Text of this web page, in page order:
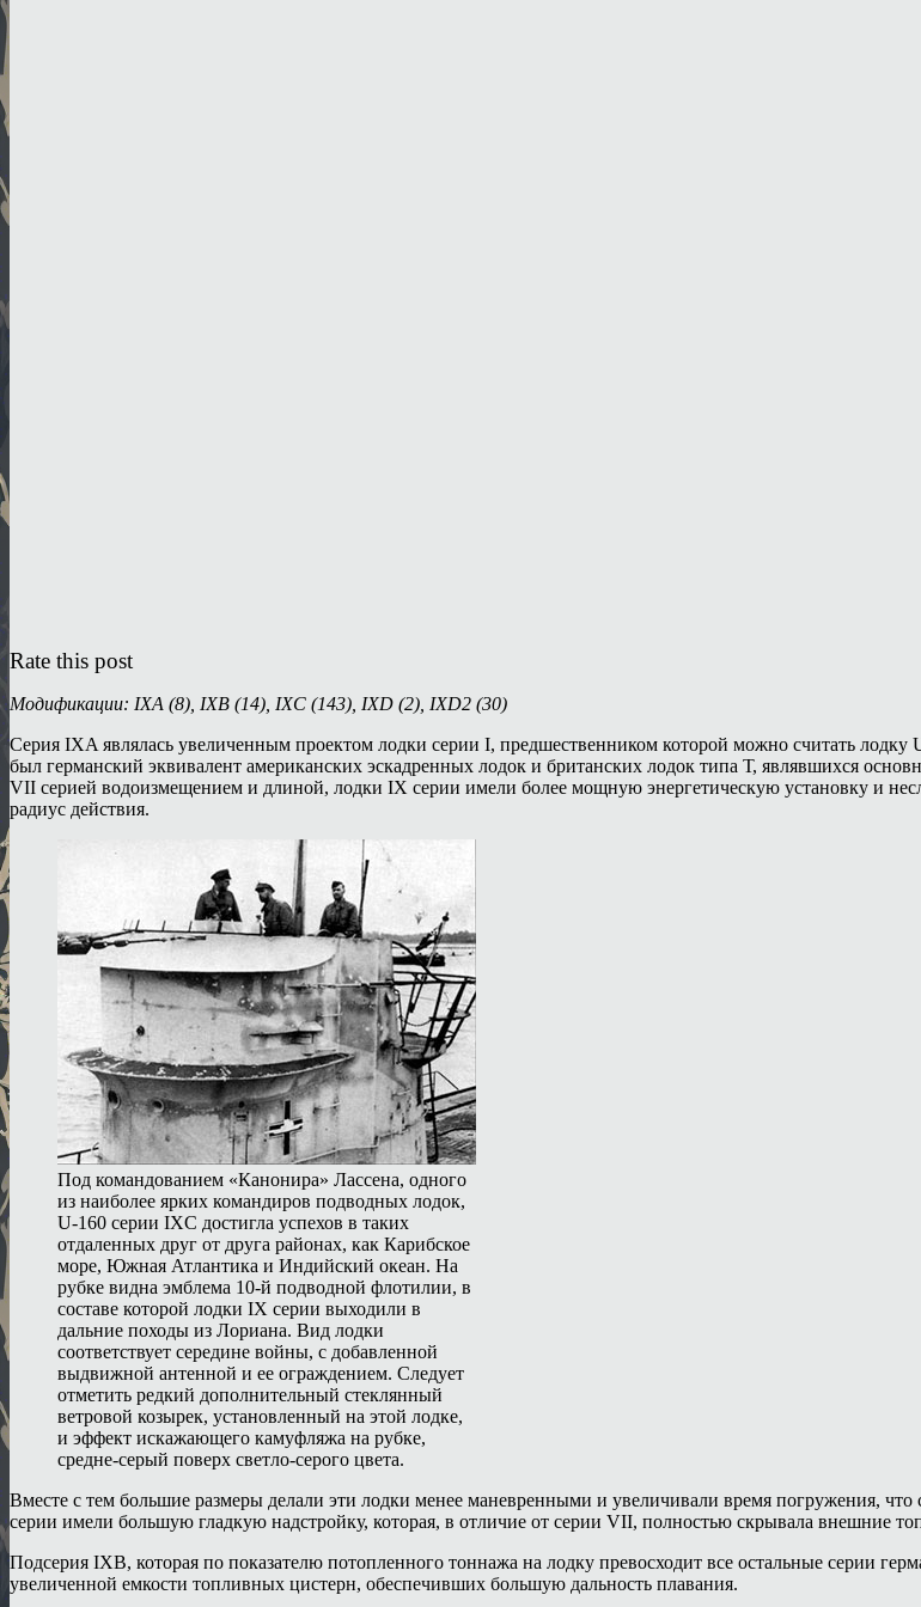
Rate this post
Модификации: IXA (8), IХВ (14), IXC (143), IXD (2), IXD2 (30)
Серия IXA являлась увеличенным проектом лодки серии I, предшественником которой можно считать
был германский эквивалент американских эскадренных лодок и британских лодок типа Т, являвшихся
VII серией водоизмещением и длиной, лодки IX серии имели более мощную энергетическую установку и
радиус действия.
Под командованием «Канонира» Лассена, одного
из наиболее ярких командиров подводных лодок,
U-160 серии IXC достигла успехов в таких
отдаленных друг от друга районах, как Карибское
море, Южная Атлантика и Индийский океан. На
рубке видна эмблема 10-й подводной флотилии, в
составе которой лодки IX серии выходили в
дальние походы из Лориана. Вид лодки
соответствует середине войны, с добавленной
выдвижной антенной и ее ограждением. Следует
отметить редкий дополнительный стеклянный
ветровой козырек, установленный на этой лодке,
и эффект искажающего камуфляжа на рубке,
средне-серый поверх светло-серого цвета.
Вместе с тем большие размеры делали эти лодки менее маневренными и увеличивали время погружения,
серии имели большую гладкую надстройку, которая, в отличие от серии VII, полностью скрывала внешние
Подсерия IXB, которая по показателю потопленного тоннажа на лодку превосходит все остальные серии
увеличенной емкости топливных цистерн, обеспечивших большую дальность плавания.